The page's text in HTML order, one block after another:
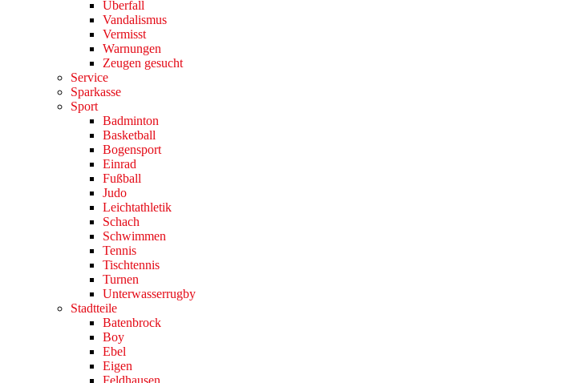
Überfall
Vandalismus
Vermisst
Warnungen
Zeugen gesucht
Service
Sparkasse
Sport
Badminton
Basketball
Bogensport
Einrad
Fußball
Judo
Leichtathletik
Schach
Schwimmen
Tennis
Tischtennis
Turnen
Unterwasserrugby
Stadtteile
Batenbrock
Boy
Ebel
Eigen
Feldhausen